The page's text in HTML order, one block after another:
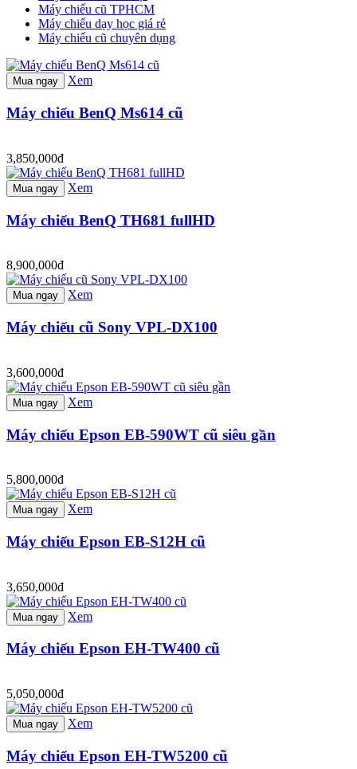
Máy chiếu cũ TPHCM
Máy chiếu dạy học giá rẻ
Máy chiếu cũ chuyên dụng
Mua ngay Xem
Máy chiếu BenQ Ms614 cũ
3,850,000đ
Mua ngay Xem
Máy chiếu BenQ TH681 fullHD
8,900,000đ
Mua ngay Xem
Máy chiếu cũ Sony VPL-DX100
3,600,000đ
Mua ngay Xem
Máy chiếu Epson EB-590WT cũ siêu gần
5,800,000đ
Mua ngay Xem
Máy chiếu Epson EB-S12H cũ
3,650,000đ
Mua ngay Xem
Máy chiếu Epson EH-TW400 cũ
5,050,000đ
Mua ngay Xem
Máy chiếu Epson EH-TW5200 cũ